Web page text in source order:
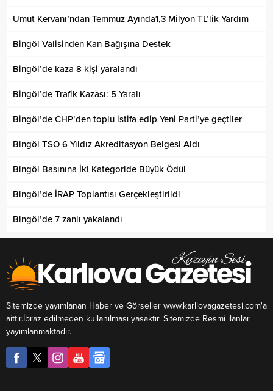
Umut Kervanı’ndan Temmuz Ayında1,3 Milyon TL’lik Yardım
Bingöl Valisinden Kan Bağışına Destek
Bingöl’de kaza 8 kişi yaralandı
Bingöl’de Trafik Kazası: 5 Yaralı
Bingöl’de CHP’den toplu istifa edip Yeni Parti’ye geçtiler
Bingöl TSO 6 Yıldız Akreditasyon Belgesi Aldı
Bingöl Basınına İki Kategoride Büyük Ödül
Bingöl’de İRAP Toplantısı Gerçekleştirildi
Bingöl’de 7 zanlı yakalandı
Sitemizde yayımlanan Haber ve Görseller www.karliovagazetesi.com'a
aittir.İbraz edilmeden kullanılması yasaktır. Sitemizde Resmi ilanlar
yayımlanmaktadır.